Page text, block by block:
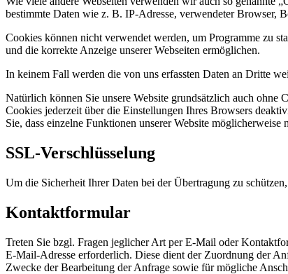
bestimmte Daten wie z. B. IP-Adresse, verwendeter Browser,
Cookies können nicht verwendet werden, um Programme zu
und die korrekte Anzeige unserer Webseiten ermöglichen.
In keinem Fall werden die von uns erfassten Daten an Dritte
Natürlich können Sie unsere Website grundsätzlich auch ohne
Cookies jederzeit über die Einstellungen Ihres Browsers
Sie, dass einzelne Funktionen unserer Website
SSL-Verschlüsselung
Um die Sicherheit Ihrer Daten bei der Übertragung zu
Kontaktformular
Treten Sie bzgl. Fragen jeglicher Art per E-Mail oder
E-Mail-Adresse erforderlich. Diese dient der Zuordnung der
Zwecke der Bearbeitung der Anfrage sowie für mögliche